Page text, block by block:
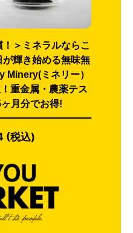
＞ミネラルならこ
輝き始める無味無
Minery(ミネリー）
重金属・農薬テス
月分でお得!
(税込)